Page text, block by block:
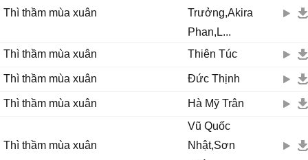
Thì thầm mùa xuân
Trưởng,Akira
Phan,L...
Thì thầm mùa xuân
Thiên Túc
Thì thầm mùa xuân Đức Thịnh
Thì thầm mùa xuân Hà Mỹ Trân
Thì thầm mùa xuân
Vũ Quốc
Nhật,Sơn